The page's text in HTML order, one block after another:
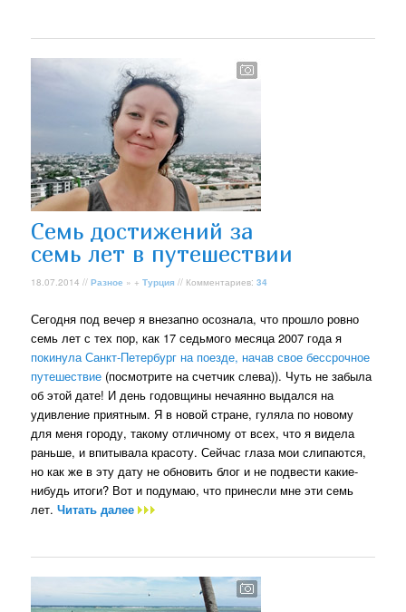
Семь достижений за
семь лет в путешествии
18.07.2014 //Разное » +Турция // Комментариев:34
Сегодня под вечер я внезапно осознала, что прошло ровно
семь лет с тех пор, как 17 седьмого месяца 2007 года я
покинула Санкт-Петербург на поезде, начав свое бессрочное
путешествие (посмотрите на счетчик слева)). Чуть не забыла
об этой дате! И день годовщины нечаянно выдался на
удивление приятным. Я в новой стране, гуляла по новому
для меня городу, такому отличному от всех, что я видела
раньше, и впитывала красоту. Сейчас глаза мои слипаются,
но как же в эту дату не обновить блог и не подвести какие-
нибудь итоги? Вот и подумаю, что принесли мне эти семь
лет.Читать далее